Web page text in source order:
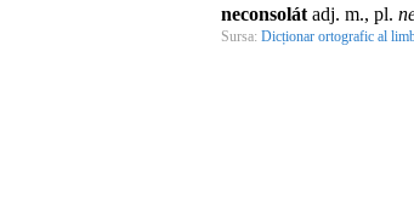
neconsolát adj. m., pl.
Sursa: Dicționar ortografic al